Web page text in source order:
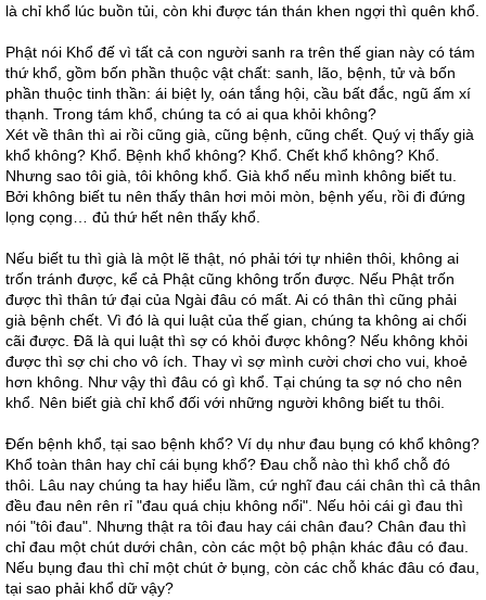
là chỉ khổ lúc buồn tủi, còn khi được tán thán khen ngợi thì quên khổ.
Phật nói Khổ đế vì tất cả con người sanh ra trên thế gian này có tám
thứ khổ, gồm bốn phần thuộc vật chất: sanh, lão, bệnh, tử và bốn
phần thuộc tinh thần: ái biệt ly, oán tắng hội, cầu bất đắc, ngũ ấm xí
thạnh. Trong tám khổ, chúng ta có ai qua khỏi không?
Xét về thân thì ai rồi cũng già, cũng bệnh, cũng chết. Quý vị thấy già
khổ không? Khổ. Bệnh khổ không? Khổ. Chết khổ không? Khổ.
Nhưng sao tôi già, tôi không khổ. Già khổ nếu mình không biết tu.
Bởi không biết tu nên thấy thân hơi mỏi mòn, bệnh yếu, rồi đi đứng
lọng cọng… đủ thứ hết nên thấy khổ.
Nếu biết tu thì già là một lẽ thật, nó phải tới tự nhiên thôi, không ai
trốn tránh được, kể cả Phật cũng không trốn được. Nếu Phật trốn
được thì thân tứ đại của Ngài đâu có mất. Ai có thân thì cũng phải
già bệnh chết. Vì đó là qui luật của thế gian, chúng ta không ai chối
cãi được. Đã là qui luật thì sợ có khỏi được không? Nếu không khỏi
được thì sợ chi cho vô ích. Thay vì sợ mình cười chơi cho vui, khoẻ
hơn không. Như vậy thì đâu có gì khổ. Tại chúng ta sợ nó cho nên
khổ. Nên biết già chỉ khổ đối với những người không biết tu thôi.
Đến bệnh khổ, tại sao bệnh khổ? Ví dụ như đau bụng có khổ không?
Khổ toàn thân hay chỉ cái bụng khổ? Đau chỗ nào thì khổ chỗ đó
thôi. Lâu nay chúng ta hay hiểu lầm, cứ nghĩ đau cái chân thì cả thân
đều đau nên rên rỉ "đau quá chịu không nổi". Nếu hỏi cái gì đau thì
nói "tôi đau". Nhưng thật ra tôi đau hay cái chân đau? Chân đau thì
chỉ đau một chút dưới chân, còn các một bộ phận khác đâu có đau.
Nếu bụng đau thì chỉ một chút ở bụng, còn các chỗ khác đâu có đau,
tại sao phải khổ dữ vậy?